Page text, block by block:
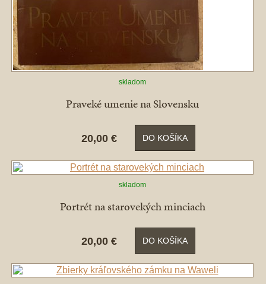
skladom
Praveké umenie na Slovensku
20,00 € DO KOŠÍKA
skladom
Portrét na starovekých minciach
20,00 € DO KOŠÍKA